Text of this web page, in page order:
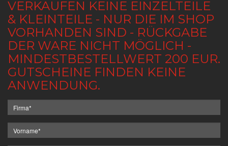
VERKAUFEN KEINE EINZELTEILE
& KLEINTEILE - NUR DIE IM SHOP
VORHANDEN SIND - RÜCKGABE
DER WARE NICHT MÖGLICH -
MINDESTBESTELLWERT 200 EUR.
GUTSCHEINE FINDEN KEINE
ANWENDUNG.